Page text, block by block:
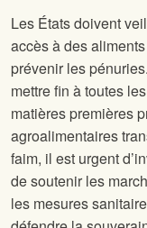
Les États doivent
accès à des
prévenir les
mettre fin à toutes
matières premières
agroalimentaires
faim, il est urgent
de soutenir les
les mesures